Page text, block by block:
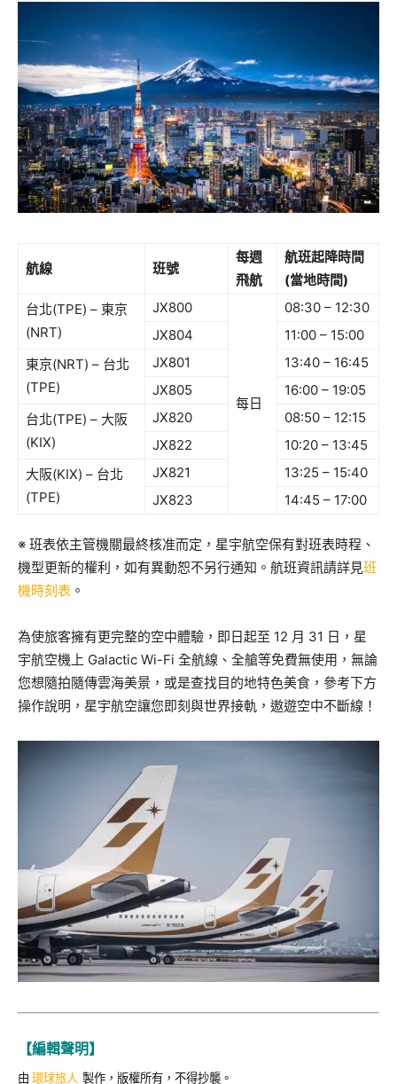
航線 班號
每週
飛航
航班起降時間
(當地時間)
台北(TPE) – 東京
(NRT)
JX800
每日
08:30 – 12:30
JX804
11:00 – 15:00
東京(NRT) – 台北
(TPE)
JX801
13:40 – 16:45
JX805
16:00 – 19:05
台北(TPE) – 大阪
(KIX)
JX820
08:50 – 12:15
JX822
10:20 – 13:45
大阪(KIX) – 台北
(TPE)
JX821
13:25 – 15:40
JX823
14:45 – 17:00
※ 班表依主管機關最終核准而定，星宇航空保有對班表時程、
機型更新的權利，如有異動恕不另行通知。航班資訊請詳見班
機時刻表 。
為使旅客擁有更完整的空中體驗，即日起至 ​12​ 月 ​31​ 日，星
宇航空機上 Galactic Wi-Fi 全航線、全艙等免費無使用，無論
您想隨拍隨傳雲海美景， 或是查找目的地特色美食，參考下方
操作說明， 星宇航空讓您即刻與世界接軌，遨遊空中不斷線！
【編輯聲明】
由 環球旅人 製作，版權所有，不得抄襲。